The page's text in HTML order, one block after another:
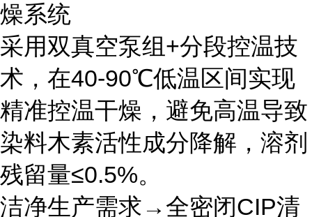
燥系统
采用双真空泵组+分段控温技
术，在40-90℃低温区间实现
精准控温干燥，避免高温导致
染料木素活性成分降解，溶剂
残留量≤0.5%。
洁净生产需求→全密闭CIP清